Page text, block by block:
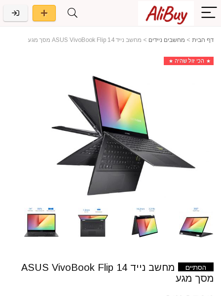
דף הבית > מחשבים ניידים > מחשב נייד ASUS VivoBook Flip 14 מסך מגע
הכי זול שהיה
הסתיים
מחשב נייד ASUS VivoBook Flip 14
מסך מגע